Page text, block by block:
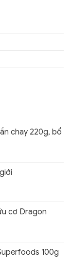
chay 220g, bổ
cơ Dragon
100g